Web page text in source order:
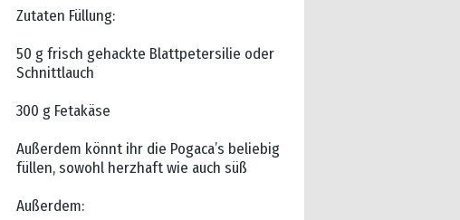
Zutaten Füllung:
50 g frisch gehackte Blattpetersilie oder
Schnittlauch
300 g Fetakäse
Außerdem könnt ihr die Pogaca’s beliebig
füllen, sowohl herzhaft wie auch süß
Außerdem: